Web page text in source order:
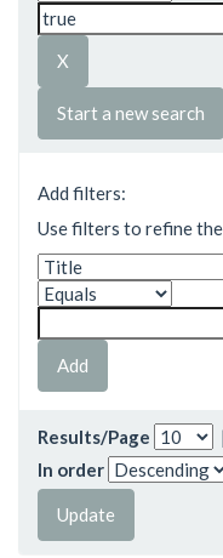
Start a new search
Add filters:
Use filters to refine the
Results/Page |
In order